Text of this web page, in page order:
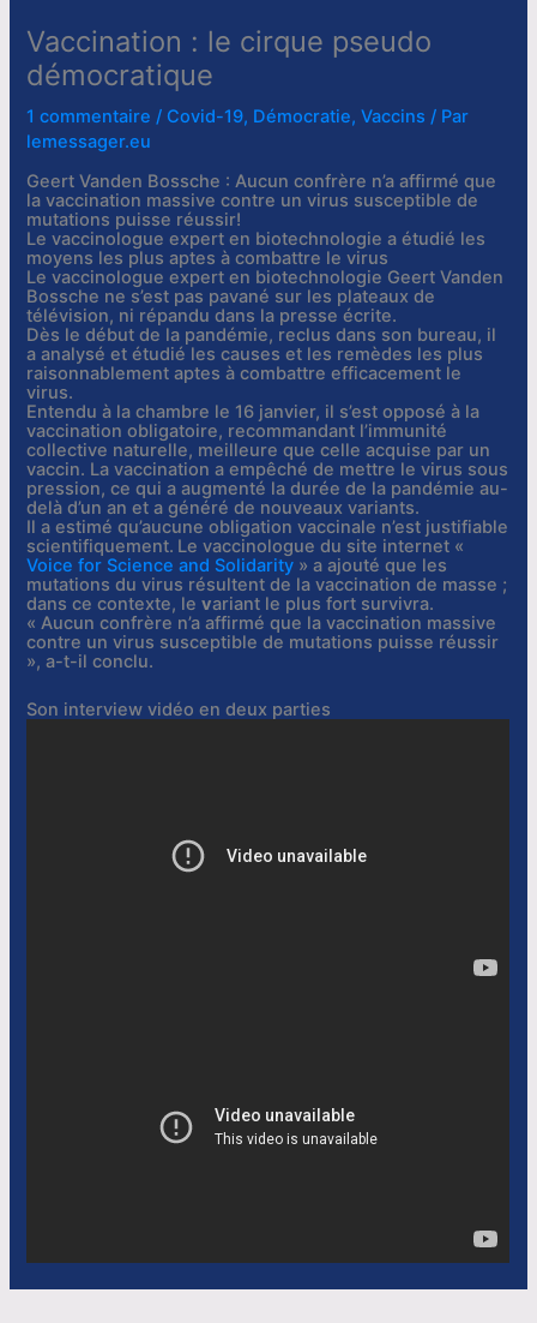
Vaccination : le cirque pseudo
démocratique
1 commentaire / Covid-19, Démocratie,Vaccins / Par
lemessager.eu
Geert Vanden Bossche : Aucun confrère n’a affirmé que
la vaccination massive contre un virus susceptible de
mutations puisse réussir!
Le vaccinologue expert en biotechnologie a étudié les
moyens les plus aptes à combattre le virus
Le vaccinologue expert en biotechnologie Geert Vanden
Bossche ne s’est pas pavané sur les plateaux de
télévision, ni répandu dans la presse écrite.
Dès le début de la pandémie, reclus dans son bureau, il
a analysé et étudié les causes et les remèdes les plus
raisonnablement aptes à combattre efficacement le
virus.
Entendu à la chambre le 16 janvier, il s’est opposé à la
vaccination obligatoire, recommandant l’immunité
collective naturelle, meilleure que celle acquise par un
vaccin. La vaccination a empêché de mettre le virus sous
pression, ce qui a augmenté la durée de la pandémie au-
delà d’un an et a généré de nouveaux variants.
Il a estimé qu’aucune obligation vaccinale n’est justifiable
scientifiquement. Le vaccinologue du site internet «
Voice for Science and Solidarity » a ajouté que les
mutations du virus résultent de la vaccination de masse ;
dans ce contexte, levariant le plus fort survivra.
« Aucun confrère n’a affirmé que la vaccination massive
contre un virus susceptible de mutations puisse réussir
», a-t-il conclu.
Son interview vidéo en deux parties